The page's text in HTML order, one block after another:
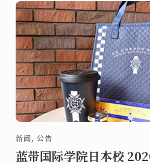
新闻, 公告
蓝带国际学院日本校